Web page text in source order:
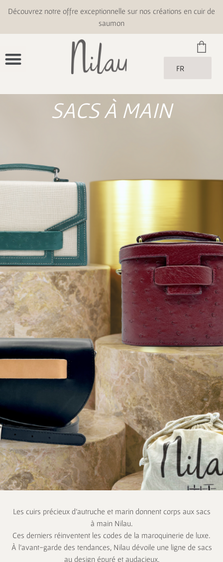
Découvrez notre offre exceptionnelle sur nos créations en cuir de
saumon
FR
SACS À MAIN
Les cuirs précieux d’autruche et marin donnent corps aux sacs
à main Nilau.
Ces derniers réinventent les codes de la maroquinerie de luxe.
À l’avant-garde des tendances, Nilau dévoile une ligne de sacs
au design épuré et audacieux,